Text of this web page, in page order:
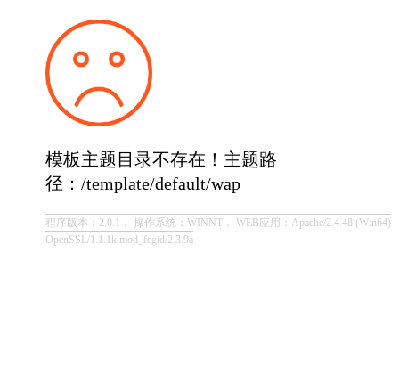
模板主题目录不存在！主题路
径：/template/default/wap
程序版本：2.0.1， 操作系统：WINNT， WEB应用：Apache/2.4.48 (Win64)
OpenSSL/1.1.1k mod_fcgid/2.3.9a